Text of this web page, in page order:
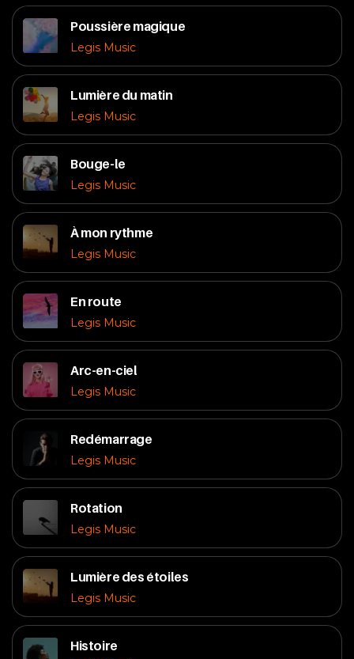
Poussière magique
Legis Music
Lumière du matin
Legis Music
Bouge-le
Legis Music
À mon rythme
Legis Music
En route
Legis Music
Arc-en-ciel
Legis Music
Redémarrage
Legis Music
Rotation
Legis Music
Lumière des étoiles
Legis Music
Histoire